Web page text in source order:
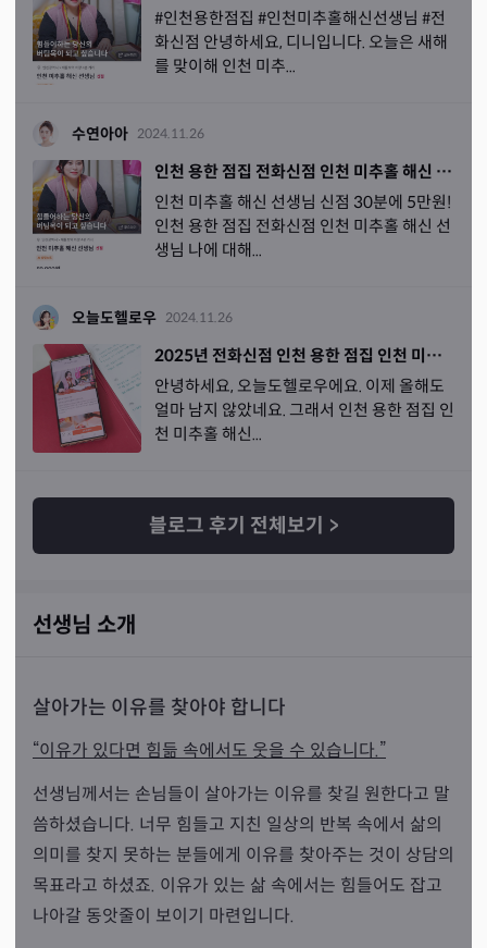
#인천용한점집 #인천미추홀해신선생님 #전
화신점 안녕하세요, 디니입니다. 오늘은 새해
를 맞이해 인천 미추...
수연아아 2024.11.26
인천 용한 점집 전화신점 인천 미추홀 해신 선생님
인천 미추홀 해신 선생님 신점 30분에 5만원!
인천 용한 점집 전화신점 인천 미추홀 해신 선
생님 나에 대해...
오늘도헬로우 2024.11.26
2025년 전화신점 인천 용한 점집 인천 미추홀 해신 선생님 받은 후기
안녕하세요, 오늘도헬로우에요. 이제 올해도
얼마 남지 않았네요. 그래서 인천 용한 점집 인
천 미추홀 해신...
블로그 후기 전체보기 >
선생님 소개
살아가는 이유를 찾아야 합니다
“이유가 있다면 힘듦 속에서도 웃을 수 있습니다.”
선생님께서는 손님들이 살아가는 이유를 찾길 원한다고 말
씀하셨습니다. 너무 힘들고 지친 일상의 반복 속에서 삶의
의미를 찾지 못하는 분들에게 이유를 찾아주는 것이 상담의
목표라고 하셨죠. 이유가 있는 삶 속에서는 힘들어도 잡고
나아갈 동앗줄이 보이기 마련입니다.